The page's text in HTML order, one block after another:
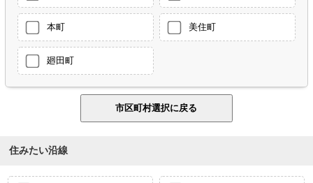
本町 美住町
廻田町
住みたい沿線